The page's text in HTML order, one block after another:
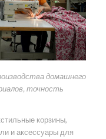
домашнего
точность
корзины,
и аксессуары для